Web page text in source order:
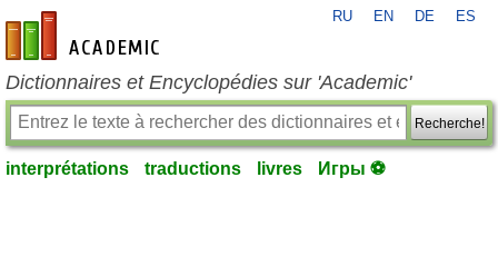
fr-academic.com
RU EN DE ES
Dictionnaires et Encyclopédies sur 'Academic'
Recherche!
interprétations traductions livres Игры ⚽